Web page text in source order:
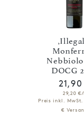
DOCG
29,20 €/L
Preis inkl. MwSt.
€